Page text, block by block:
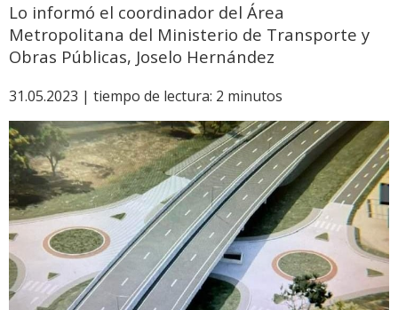
Lo informó el coordinador del Área
Metropolitana del Ministerio de Transporte y
Obras Públicas, Joselo Hernández
31.05.2023 | tiempo de lectura: 2 minutos